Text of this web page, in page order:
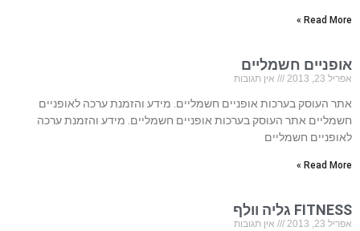
Read More »
אופניים חשמליים
אפריל 23, 2013 אין תגובות
אתר העוסק בערכות אופניים חשמליים. מידע והזמנת ערכה לאופניים
חשמליים אתר העוסק בערכות אופניים חשמליים. מידע והזמנת ערכה
לאופניים חשמליים
Read More »
FITNESS גליה וולף
אפריל 23, 2013 אין תגובות